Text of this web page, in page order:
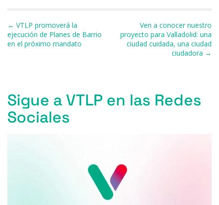
e
b
s
k
a
d
a
l
p
ar
ti
Navegación de entradas
← VTLP promoverá la
ejecución de Planes de Barrio
en el próximo mandato
Ven a conocer nuestro
proyecto para Valladolid: una
ciudad cuidada, una ciudad
ciudadora →
Sigue a VTLP en las Redes
Sociales